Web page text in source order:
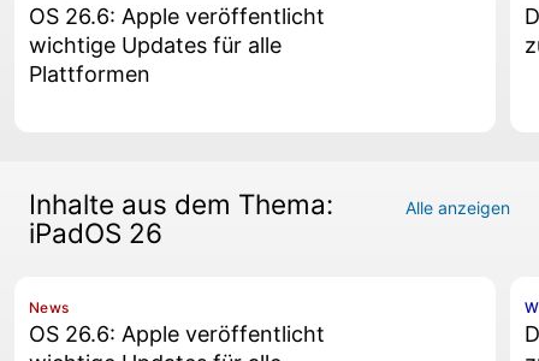
OS 26.6: Apple veröffentlicht
wichtige Updates für alle
Plattformen
Inhalte aus dem Thema:
iPadOS 26
Alle anzeigen
News
OS 26.6: Apple veröffentlicht